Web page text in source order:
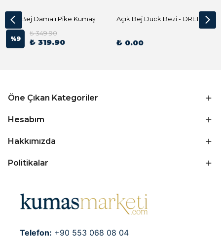
Açık Bej Damalı Pike Kumaş
%9
₺ 349.90
₺ 319.90
Açık Bej Duck Bezi - DRE1144 Kumaş Peçete
₺ 0.00
Öne Çıkan Kategoriler
Hesabım
Hakkımızda
Politikalar
Telefon: +90 553 068 08 04